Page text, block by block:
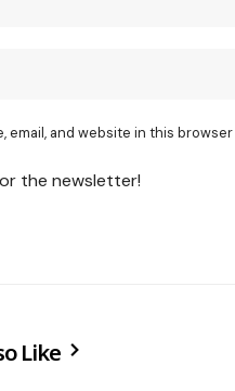
email, and website in this
the newsletter!
Like